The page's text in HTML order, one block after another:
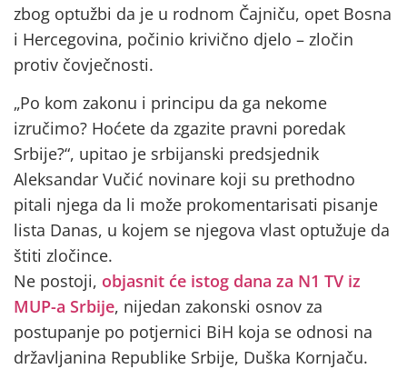
zbog optužbi da je u rodnom Čajniču, opet Bosna
i Hercegovina, počinio krivično djelo – zločin
protiv čovječnosti.
„Po kom zakonu i principu da ga nekome
izručimo? Hoćete da zgazite pravni poredak
Srbije?“, upitao je srbijanski predsjednik
Aleksandar Vučić novinare koji su prethodno
pitali njega da li može prokomentarisati pisanje
lista Danas, u kojem se njegova vlast optužuje da
štiti zločince.
Ne postoji, objasnit će istog dana za N1 TV iz
MUP-a Srbije, nijedan zakonski osnov za
postupanje po potjernici BiH koja se odnosi na
državljanina Republike Srbije, Duška Kornjaču.